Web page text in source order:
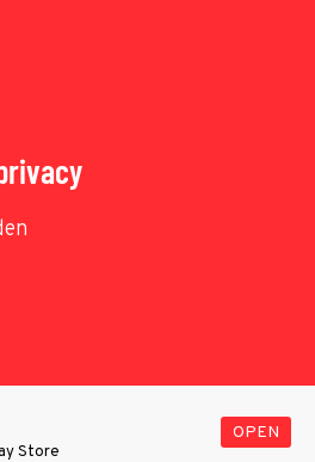
rights reserved. No text and
Store
OPEN